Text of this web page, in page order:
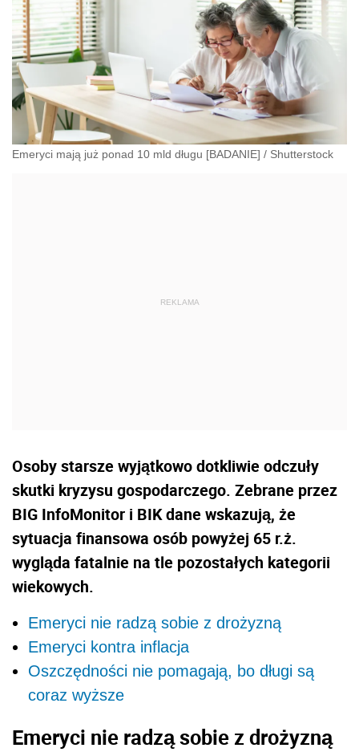
Emeryci mają już ponad 10 mld długu [BADANIE] / Shutterstock
Osoby starsze wyjątkowo dotkliwie odczuły
skutki kryzysu gospodarczego. Zebrane przez
BIG InfoMonitor i BIK dane wskazują, że
sytuacja finansowa osób powyżej 65 r.ż.
wygląda fatalnie na tle pozostałych kategorii
wiekowych.
Emeryci nie radzą sobie z drożyzną
Emeryci kontra inflacja
Oszczędności nie pomagają, bo długi są
coraz wyższe
Emeryci nie radzą sobie z drożyzną